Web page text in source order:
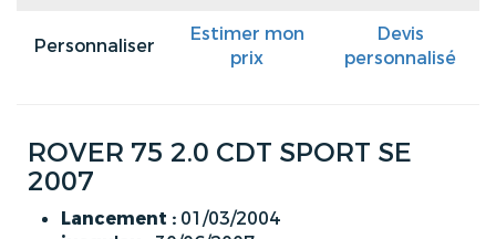
Personnaliser
Estimer mon
prix
Devis
personnalisé
ROVER 75 2.0 CDT SPORT SE
2007
Lancement : 01/03/2004